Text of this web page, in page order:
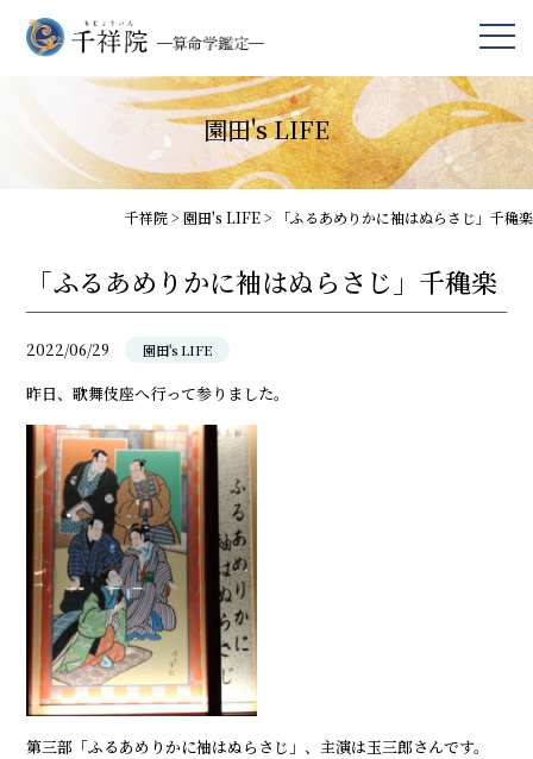
園田's LIFE
千祥院> 園田's LIFE> 「ふるあめりかに袖はぬらさじ」千穐楽
「ふるあめりかに袖はぬらさじ」千穐楽
2022/06/29 園田's LIFE
昨日、歌舞伎座へ行って参りました。
第三部「ふるあめりかに袖はぬらさじ」、主演は玉三郎さんです。